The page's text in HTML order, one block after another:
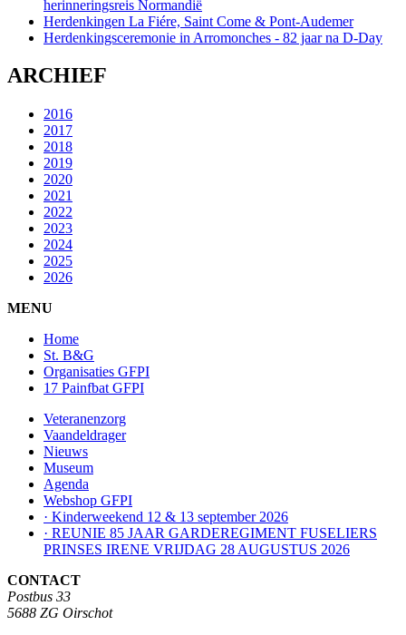
herinneringsreis Normandië
Herdenkingen La Fiére, Saint Come & Pont-Audemer
Herdenkingsceremonie in Arromonches - 82 jaar na D-Day
ARCHIEF
2016
2017
2018
2019
2020
2021
2022
2023
2024
2025
2026
MENU
Home
St. B&G
Organisaties GFPI
17 Painfbat GFPI
Veteranenzorg
Vaandeldrager
Nieuws
Museum
Agenda
Webshop GFPI
· Kinderweekend 12 & 13 september 2026
· REUNIE 85 JAAR GARDEREGIMENT FUSELIERS
PRINSES IRENE VRIJDAG 28 AUGUSTUS 2026
CONTACT
Postbus 33
5688 ZG Oirschot